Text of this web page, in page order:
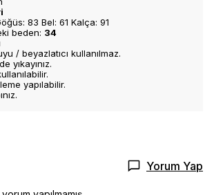
83 Bel: 61 Kalça: 91
beden: 34
/ beyazlatıcı kullanılmaz.
yıkayınız.
yapılabilir.
Yorum Yap